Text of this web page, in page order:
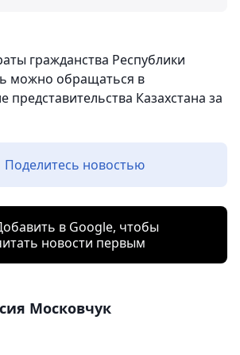
гражданства Республики
можно обращаться в
представительства Казахстана за
Поделитесь новостью
в Google, чтобы
новости первым
Московчук